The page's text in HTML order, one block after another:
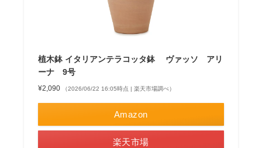
植木鉢 イタリアンテラコッタ鉢 ヴァッソ アリ
ーナ 9号
¥2,090 （2026/06/22 16:05時点 | 楽天市場調べ）
Amazon
楽天市場